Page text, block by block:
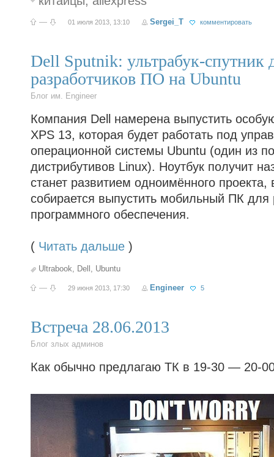
— 01 июля 2013, 13:10 Sergei_T комментировать
Dell Sputnik: ультрабук-спутник
разработчиков ПО на Ubuntu
Блог им. Engineer
Компания Dell намерена выпустить
XPS 13, которая будет работать под
операционной системы Ubuntu (один из
дистрибутивов Linux). Ноутбук получит
станет развитием одноимённого проекта,
собирается выпустить мобильный ПК для
программного обеспечения.
( Читать дальше )
Ultrabook, Dell , Ubuntu
— 29 июня 2013, 17:30 Engineer 5
Встреча 28.06.2013
Блог злых админов
Как обычно предлагаю ТК в 19-30 — 20-